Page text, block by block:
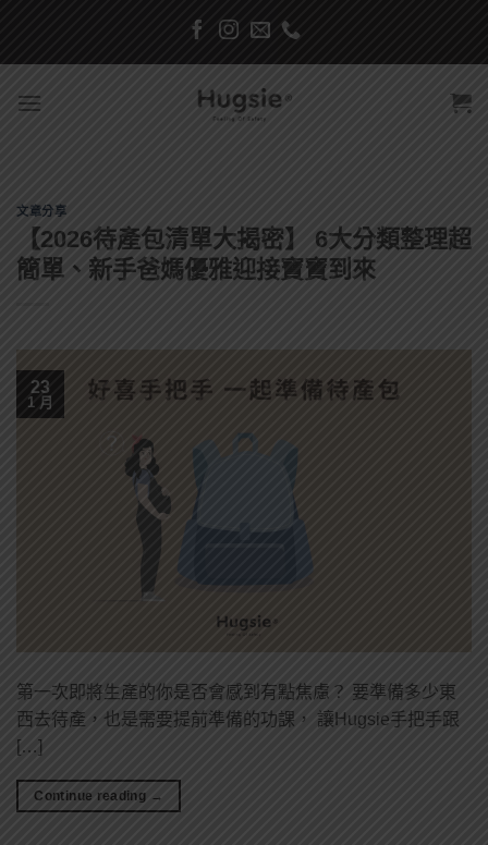
content
文章分享
【2026待產包清單大揭密】 6大分類整理超
簡單、新手爸媽優雅迎接寶寶到來
23
1 月
第一次即將生產的你是否會感到有點焦慮？ 要準備多少東
西去待產，也是需要提前準備的功課， 讓Hugsie手把手跟
[…]
Continue reading →